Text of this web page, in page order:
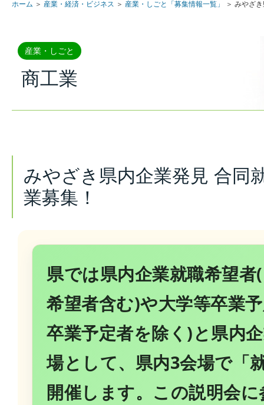
ホーム ＞ 産業・経済・ビジネス ＞ 産業・しごと「募集情報一覧」 ＞ みやざ
産業・しごと
商工業
みやざき県内企業発見 合同
業募集！
県では県内企業就職希望
希望者含む)や大学等卒業
卒業予定者を除く)と県内
場として、県内3会場で「
開催します。この説明会